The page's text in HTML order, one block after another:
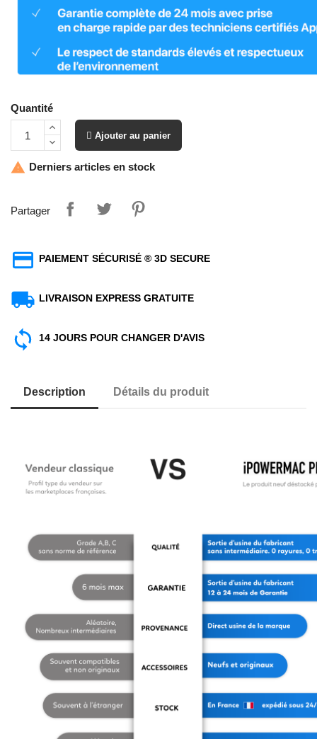
Quantité
 Ajouter au panier
 Derniers articles en stock
Partager
PAIEMENT SÉCURISÉ ® 3D SECURE
LIVRAISON EXPRESS GRATUITE
14 JOURS POUR CHANGER D'AVIS
Description Détails du produit